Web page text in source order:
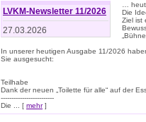
LVKM-Newsletter 11/2026
27.03.2026
…
Die
Ziel ist
In unserer heutigen Ausgabe 11/2026
Sie ausgesucht:
Teilhabe
Dank der neuen „Toilette für alle“ auf der
-------------------------
Die ... [ mehr]